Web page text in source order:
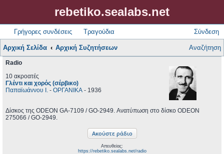
rebetiko.sealabs.net
Γρήγορες συνδέσεις Τραγούδια Σύνδεση
Αρχική Σελίδα Αρχική Συζητήσεων Αναζήτηση
Radio
10 ακροατές
Γλέντι και χορός (σέρβικο)
Παπαϊωάννου Ι. - ΟΡΓΑΝΙΚΑ - 1936
Δίσκος της ODEON GA-7109 / GO-2949. Ανατύπωση στο δίσκο ODEON
275066 / GO-2949.
Απευθείας:
https://rebetiko.sealabs.net/radio